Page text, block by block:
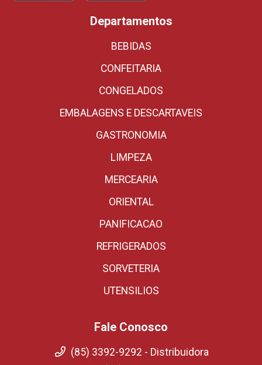
Departamentos
BEBIDAS
CONFEITARIA
CONGELADOS
EMBALAGENS E DESCARTAVEIS
GASTRONOMIA
LIMPEZA
MERCEARIA
ORIENTAL
PANIFICACAO
REFRIGERADOS
SORVETERIA
UTENSILIOS
Fale Conosco
(85) 3392-9292 - Distribuidora